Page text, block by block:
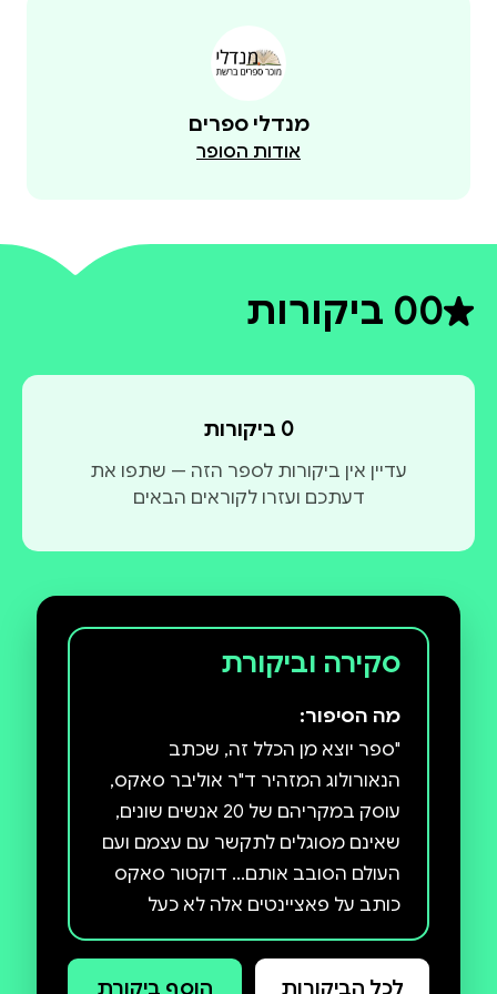
מנדלי ספרים
אודות הסופר
0דירוג ממוצע 0 מתוך 5
0 ביקורות
0 ביקורות
עדיין אין ביקורות לספר הזה — שתפו את
דעתכם ועזרו לקוראים הבאים
סקירה וביקורת
מה הסיפור:
"ספר יוצא מן הכלל זה, שכתב
הנאורולוג המזהיר ד"ר אוליבר סאקס,
עוסק במקריהם של 20 אנשים שונים,
שאינם מסוגלים לתקשר עם עצמם ועם
העולם הסובב אותם... דוקטור סאקס
כותב על פאציינטים אלה לא כעל
מוזרויות מדעיות, אלא כעל אנשים,
אינדיבידואליים, שבעיותיהם-הרוחניות
לכל הביקורות הוסף ביקורת